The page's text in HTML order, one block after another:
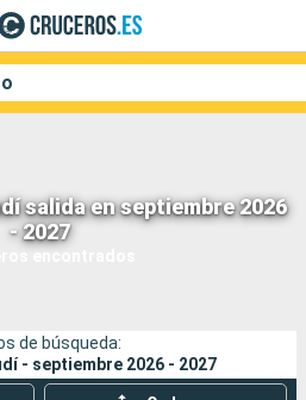
salida en septiembre 2026
- 2027
encontrados
Buscar
de búsqueda:
- septiembre 2026 - 2027